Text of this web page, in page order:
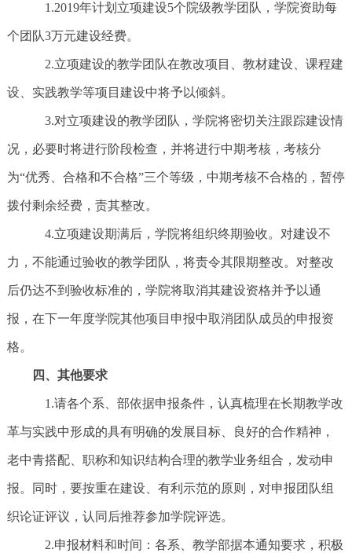
1.2019年计划立项建设5个院级教学团队，学院资助每
个团队3万元建设经费。
2.立项建设的教学团队在教改项目、教材建设、课程建
设、实践教学等项目建设中将予以倾斜。
3.对立项建设的教学团队，学院将密切关注跟踪建设情
况，必要时将进行阶段检查，并将进行中期考核，考核分
为“优秀、合格和不合格”三个等级，中期考核不合格的，暂停
拨付剩余经费，责其整改。
4.立项建设期满后，学院将组织终期验收。对建设不
力，不能通过验收的教学团队，将责令其限期整改。对整改
后仍达不到验收标准的，学院将取消其建设资格并予以通
报，在下一年度学院其他项目申报中取消团队成员的申报资
格。
四、其他要求
1.请各个系、部依据申报条件，认真梳理在长期教学改
革与实践中形成的具有明确的发展目标、良好的合作精神，
老中青搭配、职称和知识结构合理的教学业务组合，发动申
报。同时，要按重在建设、有利示范的原则，对申报团队组
织论证评议，认同后推荐参加学院评选。
2.申报材料和时间：各系、教学部据本通知要求，积极